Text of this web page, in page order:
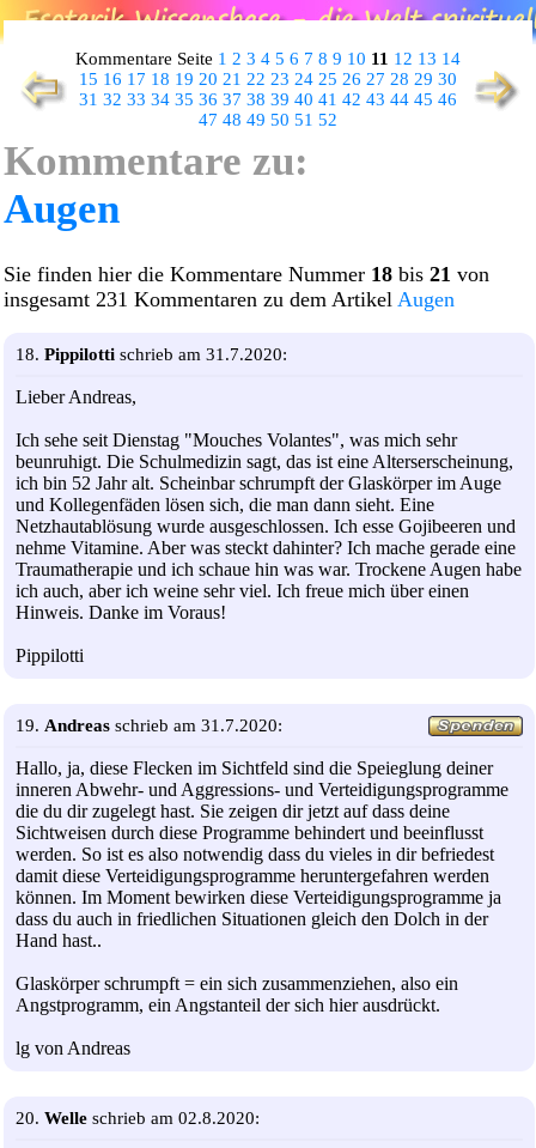
Kommentare Seite 1 2 3 4 5 6 7 8 9 10 11 12 13 14
15 16 17 18 19 20 21 22 23 24 25 26 27 28 29 30
31 32 33 34 35 36 37 38 39 40 41 42 43 44 45 46
47 48 49 50 51 52
Kommentare zu:
Augen
Sie finden hier die Kommentare Nummer 18 bis 21 von
insgesamt 231 Kommentaren zu dem Artikel Augen
18. Pippilotti schrieb am 31.7.2020:
Lieber Andreas,
Ich sehe seit Dienstag "Mouches Volantes", was mich sehr
beunruhigt. Die Schulmedizin sagt, das ist eine Alterserscheinung,
ich bin 52 Jahr alt. Scheinbar schrumpft der Glaskörper im Auge
und Kollegenfäden lösen sich, die man dann sieht. Eine
Netzhautablösung wurde ausgeschlossen. Ich esse Gojibeeren und
nehme Vitamine. Aber was steckt dahinter? Ich mache gerade eine
Traumatherapie und ich schaue hin was war. Trockene Augen habe
ich auch, aber ich weine sehr viel. Ich freue mich über einen
Hinweis. Danke im Voraus!
Pippilotti
19. Andreas schrieb am 31.7.2020:
Hallo, ja, diese Flecken im Sichtfeld sind die Speieglung deiner
inneren Abwehr- und Aggressions- und Verteidigungsprogramme
die du dir zugelegt hast. Sie zeigen dir jetzt auf dass deine
Sichtweisen durch diese Programme behindert und beeinflusst
werden. So ist es also notwendig dass du vieles in dir befriedest
damit diese Verteidigungsprogramme heruntergefahren werden
können. Im Moment bewirken diese Verteidigungsprogramme ja
dass du auch in friedlichen Situationen gleich den Dolch in der
Hand hast..
Glaskörper schrumpft = ein sich zusammenziehen, also ein
Angstprogramm, ein Angstanteil der sich hier ausdrückt.
lg von Andreas
20. Welle schrieb am 02.8.2020: